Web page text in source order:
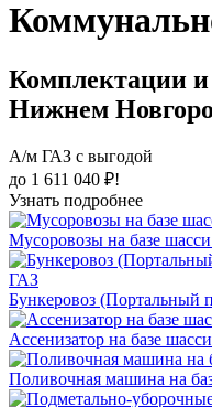
Комплектации
Нижнем
А/м ГАЗ с выгодой
до 1 611 040 ₽!
Узнать подробнее
Мусоровозы на базе
Бункеровоз (Портальный
Ассенизатор на базе
Поливочная машина на